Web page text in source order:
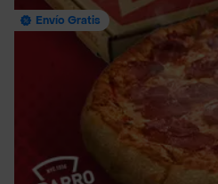
Envío Gratis